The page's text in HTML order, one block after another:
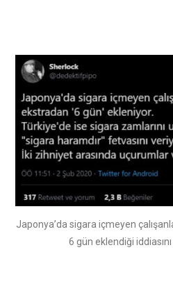
Japonya’da sigara içmeyen
6 gün eklendiği